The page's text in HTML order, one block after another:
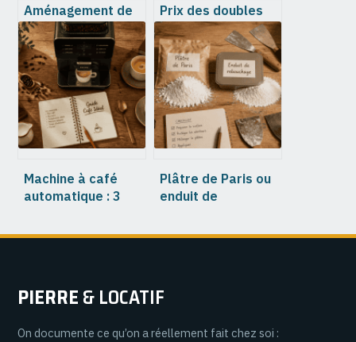
Aménagement de
combles perdus :
étapes, coûts et
solutions à
connaître
Prix des doubles
vitrages : tarifs,
aides et choix
malins en 2026
Machine à café
automatique : 3
techniques pour
Plâtre de Paris ou
enduit de
comment choisir
PIERRE& LOCATIF
On documente ce qu’on a réellement fait chez soi :